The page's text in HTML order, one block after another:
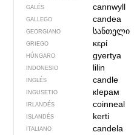
GALÉS cannwyll
GALLEGO candea
GEORGIANO სანთელი
GRIEGO κερί
HÚNGARO gyertya
INDONESIO lilin
INGLÉS candle
INGUSETIO кIерам
IRLANDÉS coinneal
ISLANDÉS kerti
ITALIANO candela